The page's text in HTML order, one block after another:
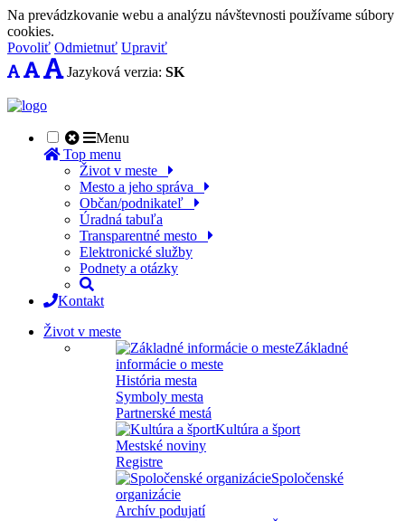
Na prevádzkovanie webu a analýzu návštevnosti používame súbory
cookies.
Povoliť Odmietnuť Upraviť
Jazyková verzia: SK
Menu
Top menu
Život v meste
Mesto a jeho správa
Občan/podnikateľ
Úradná tabuľa
Transparentné mesto
Elektronické služby
Podnety a otázky
Kontakt
Život v meste
Základné
informácie o meste
História mesta
Symboly mesta
Partnerské mestá
Kultúra a šport
Mestské noviny
Registre
Spoločenské
organizácie
Archív podujatí